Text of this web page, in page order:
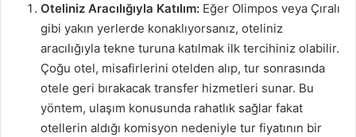
Oteliniz Aracılığıyla Katılım: Eğer Olimpos veya Çıralı
gibi yakın yerlerde konaklıyorsanız, oteliniz
aracılığıyla tekne turuna katılmak ilk tercihiniz olabilir.
Çoğu otel, misafirlerini otelden alıp, tur sonrasında
otele geri bırakacak transfer hizmetleri sunar. Bu
yöntem, ulaşım konusunda rahatlık sağlar fakat
otellerin aldığı komisyon nedeniyle tur fiyatının bir